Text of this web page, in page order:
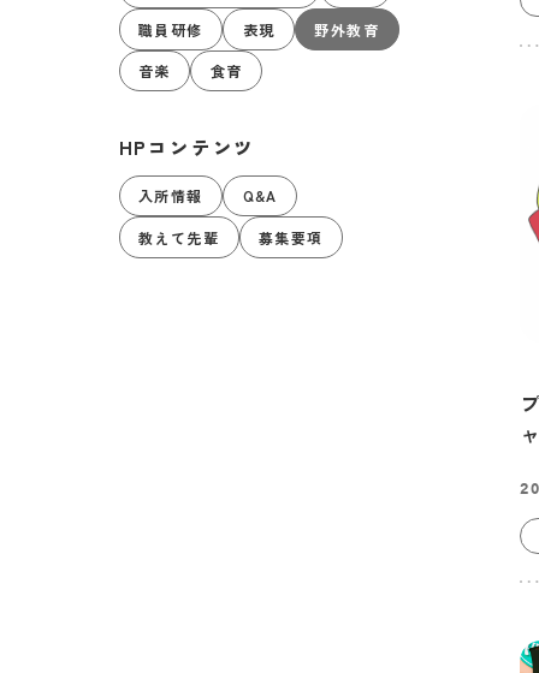
職員研修 表現 野外教育
音楽 食育
HPコンテンツ
入所情報 Q&A
教えて先輩 募集要項